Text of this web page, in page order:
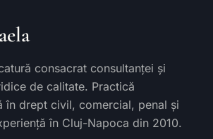
consacrat consultanței și
de calitate. Practică
în drept civil, comercial, penal și
în Cluj-Napoca din 2010.